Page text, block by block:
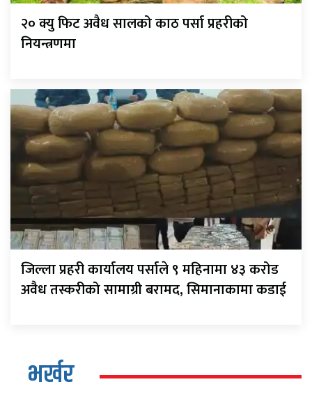
२० क्यु फिट अवैध सालको काठ पर्सा प्रहरीको
नियन्त्रणमा
जिल्ला प्रहरी कार्यालय पर्साले ९ महिनामा ४३ करोड
अवैध तस्करीको सामाग्री बरामद, सिमानाकामा कडाई
भर्खर